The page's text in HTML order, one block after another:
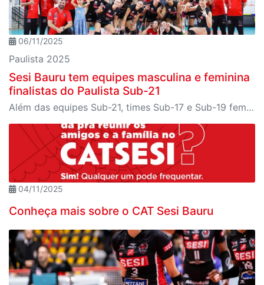
06/11/2025
Paulista 2025
Sesi Bauru tem equipes masculina e feminina
finalistas do Paulista Sub-21
Além das equipes Sub-21, times Sub-17 e Sub-19 femininos ainda disputam as semifinais do estadual
04/11/2025
Conheça mais sobre o CAT Sesi Bauru